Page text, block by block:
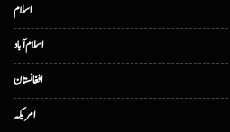
اسلام
اسلام آباد
افغانستان
امریکہ